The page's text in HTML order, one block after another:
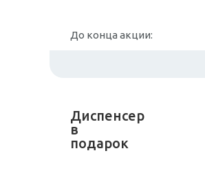
До конца акции:
Диспенсер
в
подарок